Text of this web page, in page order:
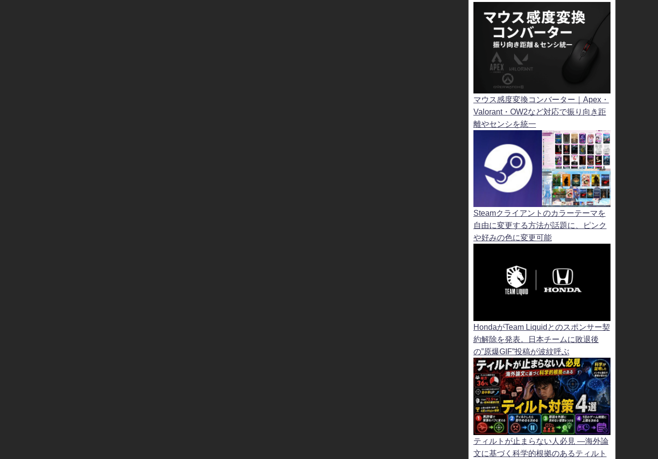
マウス感度変換コンバーター｜Apex・
Valorant・OW2など対応で振り向き距
離やセンシを統一
Steamクライアントのカラーテーマを
自由に変更する方法が話題に、ピンク
や好みの色に変更可能
HondaがTeam Liquidとのスポンサー契
約解除を発表。日本チームに敗退後
の”原爆GIF”投稿が波紋呼ぶ
ティルトが止まらない人必見 ―海外論
文に基づく科学的根拠のあるティルト